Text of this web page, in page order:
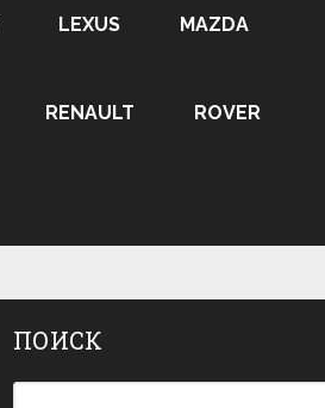
LEXUS MAZDA
RENAULT ROVER
ПОИСК